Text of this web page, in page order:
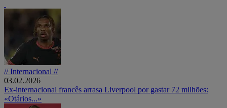
// Internacional //
03.02.2026
Ex-internacional francês arrasa Liverpool por gastar 72 milhões:
«Otários...»